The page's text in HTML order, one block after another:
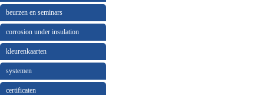
beurzen en seminars
corrosion under insulation
kleurenkaarten
systemen
certificaten